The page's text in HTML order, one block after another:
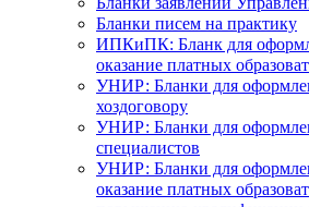
Бланки писем на практику
ИПКиПК: Бланк для
оказание платных
УНИР: Бланки для
хоздоговору
УНИР: Бланки для
специалистов
УНИР: Бланки для
оказание платных